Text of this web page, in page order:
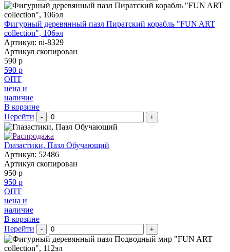
Фигурный деревянный пазл Пиратский корабль "FUN ART
collection", 106эл
Артикул: ni-8329
Артикул скопирован
590 р
590 р
ОПТ
цена и
наличие
В корзине
Перейти
- +
Глазастики, Пазл Обучающий
Артикул: 52486
Артикул скопирован
950 р
950 р
ОПТ
цена и
наличие
В корзине
Перейти
- +